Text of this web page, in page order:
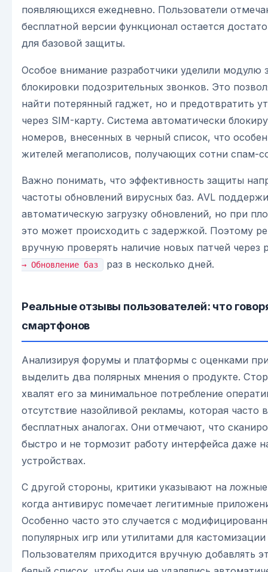
появляющихся ежедневно. Пользователи
бесплатной версии функционал остается
для базовой защиты.
Особое внимание разработчики уделили модулю
блокировки подозрительных звонков. Это
найти потерянный гаджет, но и предотвратить
через SIM-карту. Система автоматически
номеров, внесенных в черный список, что
жителей мегаполисов, получающих сотни спам-
Важно понимать, что эффективность защиты
частоты обновлений вирусных баз. AVL
автоматическую загрузку обновлений, но при
это может происходить с задержкой. Поэтому
вручную проверять наличие новых патчей через
→ Обновление баз раз в несколько дней.
Реальные отзывы пользователей: что
смартфонов
Анализируя форумы и платформы с оценками
выделить два полярных мнения о продукте.
хвалят его за минимальное потребление
отсутствие назойливой рекламы, которая часто
бесплатных аналогах. Они отмечают, что
быстро и не тормозит работу интерфейса даже
устройствах.
С другой стороны, критики указывают на
когда антивирус помечает легитимные
Особенно часто это случается с
популярных игр или утилитами для
Пользователям приходится вручную добавлять